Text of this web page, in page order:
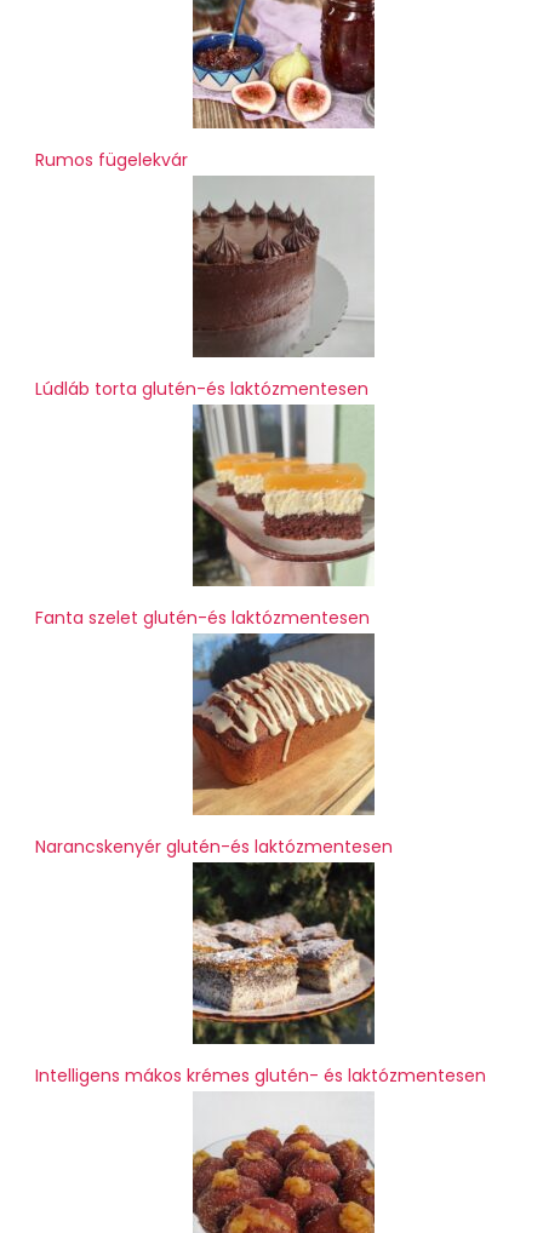
Rumos fügelekvár
Lúdláb torta glutén-és laktózmentesen
Fanta szelet glutén-és laktózmentesen
Narancskenyér glutén-és laktózmentesen
Intelligens mákos krémes glutén- és laktózmentesen